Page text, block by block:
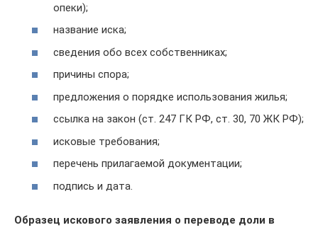
опеки);
название иска;
сведения обо всех собственниках;
причины спора;
предложения о порядке использования жилья;
ссылка на закон (ст. 247 ГК РФ, ст. 30, 70 ЖК РФ);
исковые требования;
перечень прилагаемой документации;
подпись и дата.
Образец искового заявления о переводе доли в